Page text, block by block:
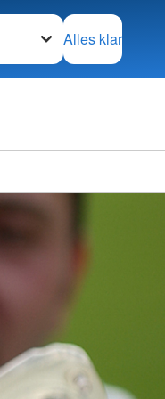
zu
Alles klar